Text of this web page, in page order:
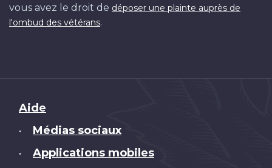
vous avez le droit de déposer une plainte auprès de
l'ombud des vétérans.
Brand
Aide
• Médias sociaux
• Applications mobiles